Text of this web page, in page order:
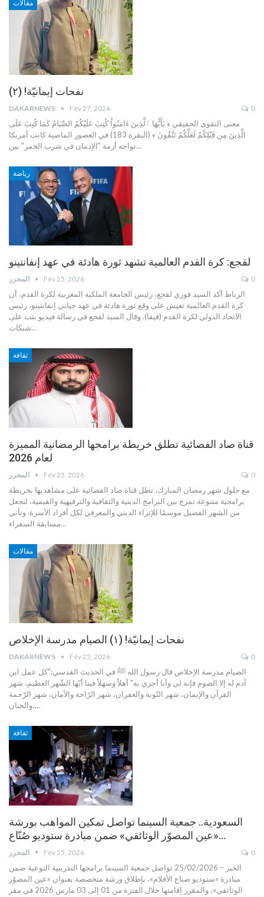
مقالات
نفحات إيمانيّة! (٢)
DAKARNEWS Fév 27, 2026 0
معنى التقوى الحقيقي ﴿ يَأَيُّهَا ٱلَّذِينَ ءَامَنُواْ كُتِبَ عَلَيْكُمُ الصِّيَامُ كَمَا كُتِبَ عَلَى
الَّذِينَ مِن قَبْلِكُمْ لَعَلَّكُمْ تَتَّقُونَ ﴾ (البقرة 183)
في العصور الماضية كانت أمريكا
تواجه أزمة "الإدمان في شرب الخمر" بين…
رياضة
لقجع: كرة القدم العالمية تشهد ثورة هادئة في عهد إنفانتينو
Fév 25, 2026 0
الرباط أكد السيد فوزي لقجع، رئيس الجامعة الملكية المغربية لكرة القدم، أن
كرة القدم العالمية تعيش على وقع ثورة هادئة في عهد جياني إنفانتينو، رئيس
الاتحاد الدولي لكرة القدم (فيفا).وقال السيد لقجع في رسالة فيديو بثت على
شبكات…
ثقافة
قناة صاد الفضائية تطلق خريطة برامجها الرمضانية المميزة
لعام 2026
Fév 25, 2026 0
مع حلول شهر رمضان المبارك، تطل قناة صاد الفضائية على مشاهديها بخريطة
برامجية متنوعة تمزج بين البرامج الدينية والثقافية والترفيهية والقيمية، لتجعل
من الشهر الفضيل موسمًا للإثراء الديني والمعرفي لكل أفراد الأسرة.وتأتي
مسابقة السفراء…
مقالات
نفحات إيمانيّة! (١) الصيام مدرسة الإخلاص
DAKARNEWS Fév 25, 2026 0
الصيام مدرسة الإخلاص قال رسول الله ﷺ في الحديث القدسي:"كل عمل ابن
آدم له إلا الصوم فإنه لي وأنا أجزي به" أهلاً وسهلاً فينا أيّها الشّهر العظيم، شهر
القرآن والإيمان، شهر التّوبة والغفران، شهر الرّاحة والأمان، شهر الرّحمة
والحنان،…
ثقافة
السعودية.. جمعية السينما تواصل تمكين المواهب بورشة
«عين المصوّر الوثائقي» ضمن مبادرة ستوديو صُنّاع…
Fév 25, 2026 0
الخبر – 25/02/2026
تواصل جمعية السينما برامجها التدريبية النوعية ضمن
مبادرة «ستوديو صناع الأفلام»، بإطلاق ورشة متخصصة بعنوان «عين المصوّر
الوثائقي»، والمقرر إقامتها خلال الفترة من 01 إلى 03 مارس 2026 في مقر